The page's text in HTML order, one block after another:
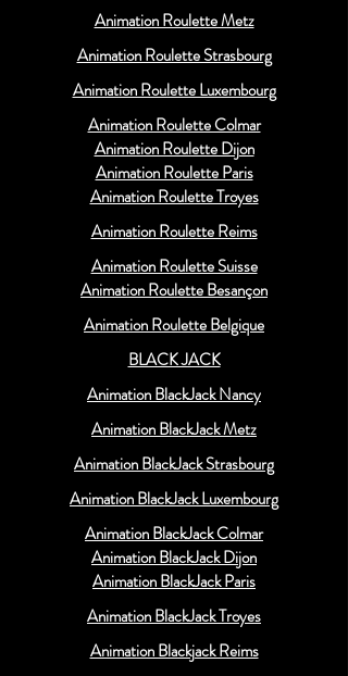
Animation Roulette Metz
Animation Roulette Strasbourg
Animation Roulette Luxembourg
Animation Roulette Colmar
Animation Roulette Dijon
Animation Roulette Paris
Animation Roulette Troyes
Animation Roulette Reims
Animation Roulette Suisse
Animation Roulette Besançon
Animation Roulette Belgique
BLACK JACK
Animation BlackJack Nancy
Animation BlackJack Metz
Animation BlackJack Strasbourg
Animation BlackJack Luxembourg
Animation BlackJack Colmar
Animation BlackJack Dijon
Animation BlackJack Paris
Animation BlackJack Troyes
Animation Blackjack Reims